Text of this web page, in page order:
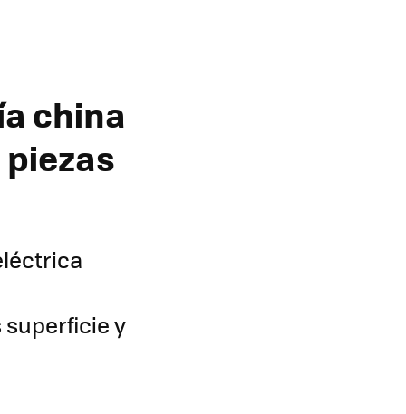
china
superficie y